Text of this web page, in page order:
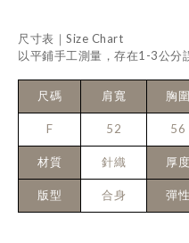
尺寸表｜Size Chart
以平鋪手工測量，存在1-3公分
尺碼 肩寬 胸圍
F 52 56
材質 針織 厚度
版型 合身 彈性